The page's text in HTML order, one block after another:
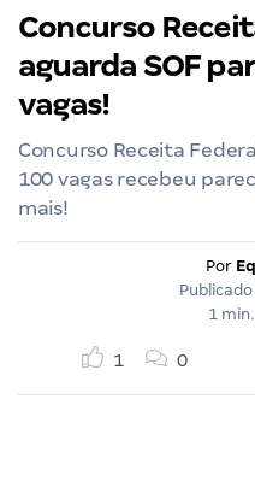
Concurso
aguarda SOF
vagas!
Concurso Receita
100 vagas recebeu
mais!
Por
1
1 0